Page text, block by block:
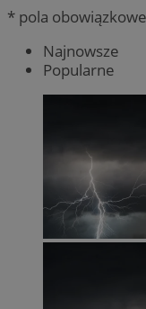
* pola obowiązkowe
Najnowsze
Popularne